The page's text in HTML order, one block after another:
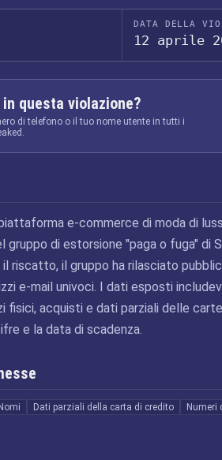
DATA DELLA
12 aprile
questa violazione?
di telefono o il tuo nome utente in tutti i
e-commerce di moda di
di estorsione "paga o fuga" di
riscatto, il gruppo ha rilasciato
e-mail univoci. I dati esposti
fisici, acquisti e dati parziali delle
e la data di scadenza.
Nomi Dati parziali della carta di credito Numeri